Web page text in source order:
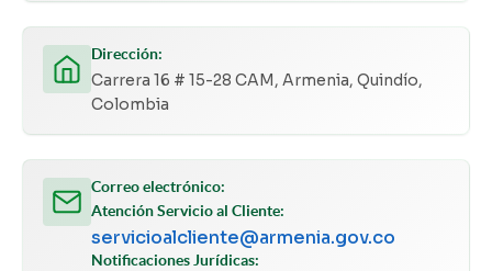
Dirección:
Carrera 16 # 15-28 CAM, Armenia, Quindío,
Colombia
Correo electrónico:
Atención Servicio al Cliente:
servicioalcliente@armenia.gov.co
Notificaciones Jurídicas: